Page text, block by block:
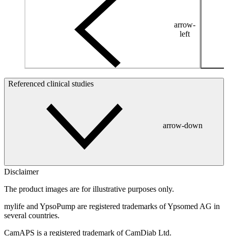
arrow-
left
Referenced clinical studies
arrow-down
Disclaimer
The product images are for illustrative purposes only.
mylife and YpsoPump are registered trademarks of Ypsomed AG in
several countries.
CamAPS is a registered trademark of CamDiab Ltd.